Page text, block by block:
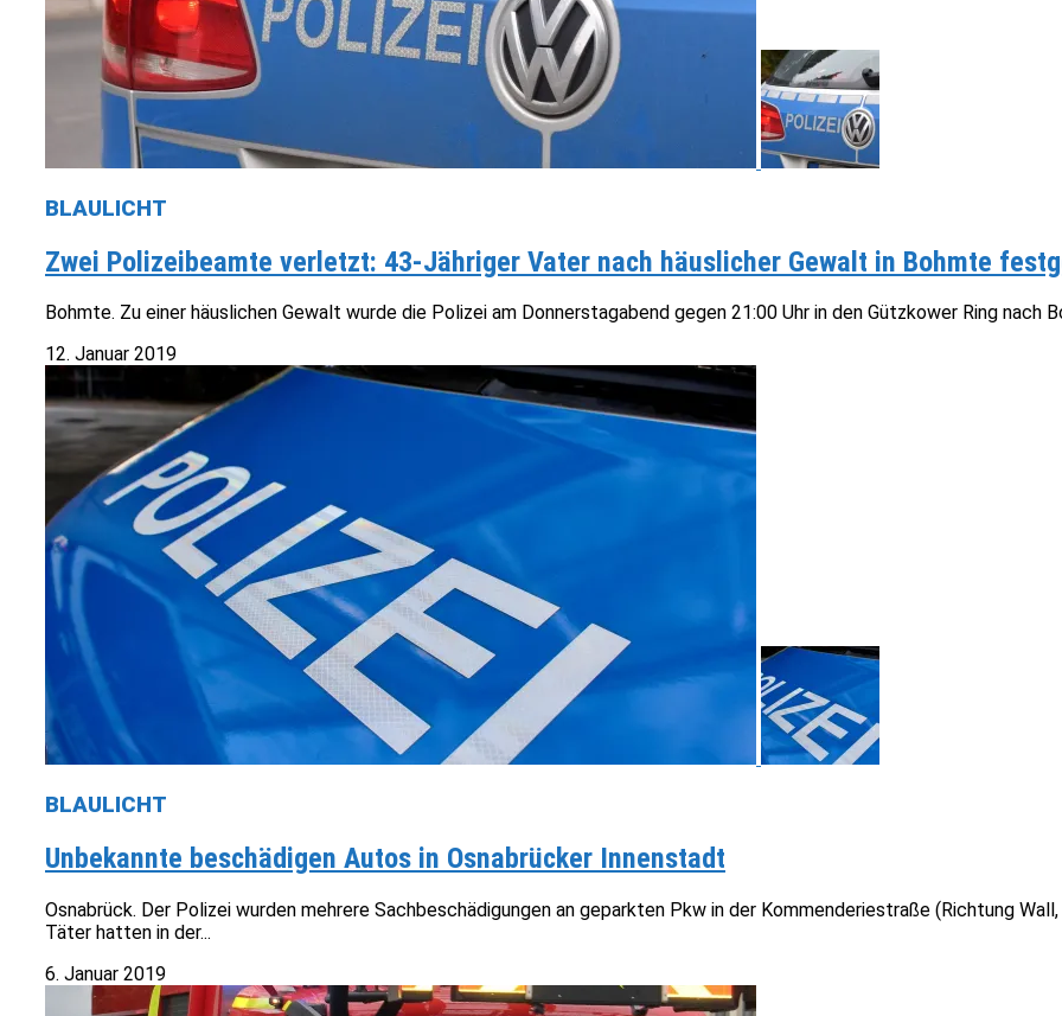
BLAULICHT
Zwei Polizeibeamte verletzt: 43-Jähriger Vater nach häuslicher Gewalt in Bohmte
Bohmte. Zu einer häuslichen Gewalt wurde die Polizei am Donnerstagabend gegen 21:00 Uhr in den Gützkower Ring nach
12. Januar 2019
BLAULICHT
Unbekannte beschädigen Autos in Osnabrücker Innenstadt
Osnabrück. Der Polizei wurden mehrere Sachbeschädigungen an geparkten Pkw in der Kommenderiestraße (Richtung
Täter hatten in der...
6. Januar 2019